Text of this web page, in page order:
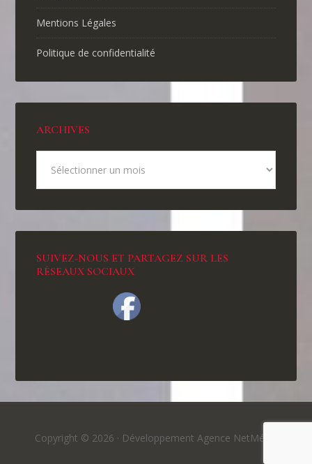
Mentions Légales
Politique de confidentialité
ARCHIVES
SUIVEZ-NOUS ET PARTAGEZ SUR LES
RÉSEAUX SOCIAUX
Copyright © 2026 · Développement Agence NetMédia